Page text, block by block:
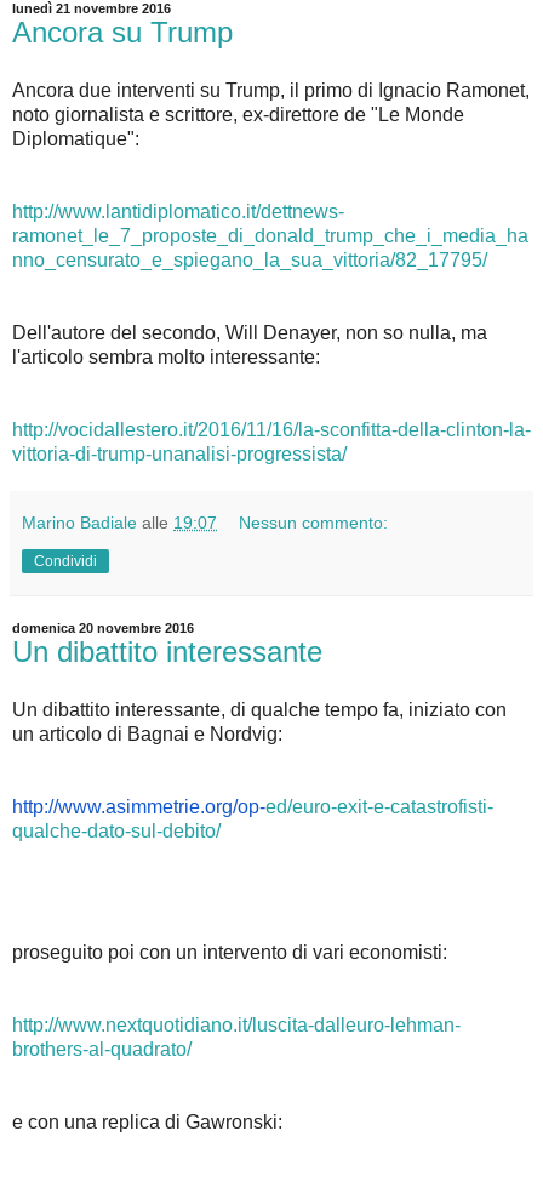
lunedì 21 novembre 2016
Ancora su Trump
Ancora due interventi su Trump, il primo di Ignacio Ramonet,
noto giornalista e scrittore, ex-direttore de "Le Monde
Diplomatique":
http://www.lantidiplomatico.it/dettnews-
ramonet_le_7_proposte_di_donald_trump_che_i_media_ha
nno_censurato_e_spiegano_la_sua_vittoria/82_17795/
Dell'autore del secondo, Will Denayer, non so nulla, ma
l'articolo sembra molto interessante:
http://vocidallestero.it/2016/11/16/la-sconfitta-della-clinton-la-
vittoria-di-trump-unanalisi-progressista/
Marino Badiale alle 19:07 Nessun commento:
Condividi
domenica 20 novembre 2016
Un dibattito interessante
Un dibattito interessante, di qualche tempo fa, iniziato con
un articolo di Bagnai e Nordvig:
http://www.asimmetrie.org/op-ed/euro-exit-e-catastrofisti-
qualche-dato-sul-debito/
proseguito poi con un intervento di vari economisti:
http://www.nextquotidiano.it/luscita-dalleuro-lehman-
brothers-al-quadrato/
e con una replica di Gawronski: